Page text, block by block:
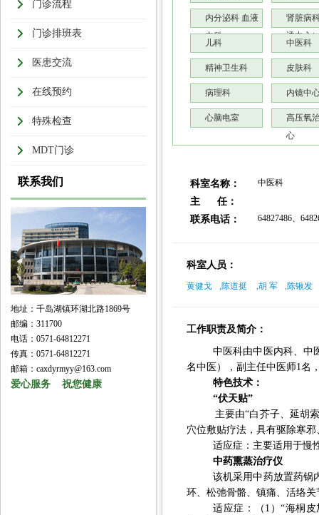
门诊流程
门诊排班表
医患交流
在线预约
特殊检查
MDT门诊
联系我们
地址：千岛湖镇环湖北路1869号
邮编：311700
电话：0571-64812271
传真：0571-64812271
邮箱：caxdyrmyy@163.com
爱心服务 祝您健康
内分泌科 血液
内科
肾脏病
透中心
儿科 中医科
精神卫生科 皮肤科
病理科 内镜中
心脑电室
高压氧
心
科室名称： 中医科
主 任：
联系电话：
64827486、
科室人员：
黄健戈 ,陈道挺 ,胡 军 ,陈锹发
工作职责及简介：
中医科由中医内科、中
名中医），副主任中医师1名
特色技术：
“伏天贴”
主要由“白芥子、延胡
穴位敷贴疗法，具有驱除寒
适应症：主要适用于慢
中药熏蒸治疗仪
该机采用中药放置药锅
环、松弛骨骼、镇痛、活络关
适应症：（ 1）“海桐